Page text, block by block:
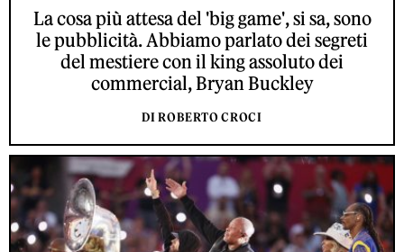
La cosa più attesa del 'big game', si sa, sono
le pubblicità. Abbiamo parlato dei segreti
del mestiere con il king assoluto dei
commercial, Bryan Buckley
DI ROBERTO CROCI